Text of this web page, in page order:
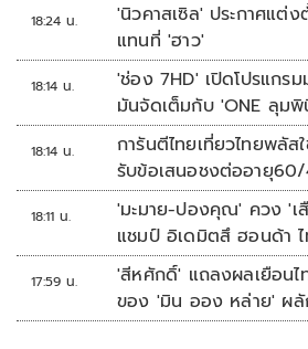
18:24 น.
'นิวคาสเซิล' ประกาศแต่
แทนที่ 'ฮาว'
18:14 น.
'ช่อง 7HD' เปิดโปรแกร
มันจัดเต็มกับ 'ONE ลุม
18:14 น.
การันตีไทยเที่ยวไทยพลัส
รับข้อเสนอชงต่ออายุ
18:11 น.
'มะมาย-ปองคุณ' ควง 'เ
แชมป์ อิเดมิตสึ ฮอนด้า
คัพ สนาม 3
17:59 น.
'สีหศักดิ์' แถลงผลเยือนไ
ของ 'มิน ออง หล่าย' ผลั
อาเซียน